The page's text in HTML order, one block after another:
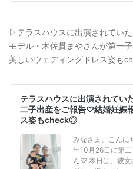
▷テラスハウスに出演されていた
モデル・木佐貫まやさんが第一
美しいウェディングドレス姿も